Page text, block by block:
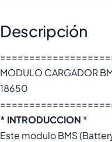
Descripción
MODULO CARGADOR
18650
* INTRODUCCION *
Este modulo BMS